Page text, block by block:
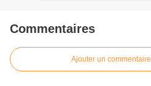
Commentaires
Ajouter un commentaire